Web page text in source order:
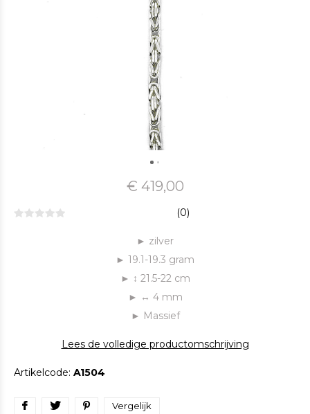
€ 419,00
(0)
► zilver
► 19.1-19.3 gram
► ↕ 21.5-22 cm
► ↔ 4 mm
► Massief
Lees de volledige productomschrijving
Artikelcode: A1504
Vergelijk